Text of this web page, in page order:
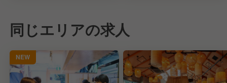
同じエリアの求人
NEW